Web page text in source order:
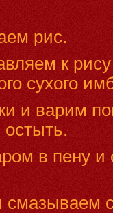
рис.
к
сухого
и варим
в пену
смазываем